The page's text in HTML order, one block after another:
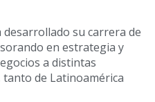
su carrera de
en estrategia y
a distintas
de Latinoamérica